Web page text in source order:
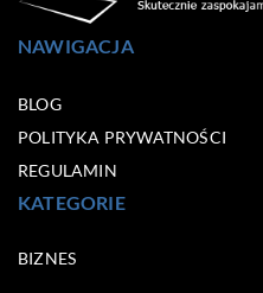
NAWIGACJA
BLOG
POLITYKA PRYWATNOŚCI
REGULAMIN
KATEGORIE
BIZNES